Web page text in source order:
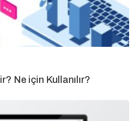
Ne için Kullanılır?